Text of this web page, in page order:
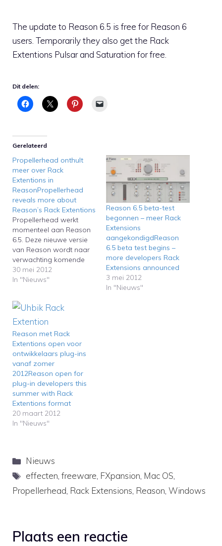
The update to Reason 6.5 is free for Reason 6
users. Temporarily they also get the Rack
Extentions Pulsar and Saturation for free.
Dit delen:
Gerelateerd
Propellerhead onthult
meer over Rack
Extentions in
ReasonPropellerhead
reveals more about
Reason’s Rack Extentions
Propellerhead werkt
momenteel aan Reason
6.5. Deze nieuwe versie
van Reason wordt naar
verwachting komende
zomer uitgebracht, en
krijgt met Rack Extentions
formaat. Dit is groot
nieuws voor Reason-
gebruikers en gelukkig
wordt het nieuwe plug-
in-formaat aardig
opgepakt door de
externe ontwikkelaars,
waaronder Rob Papen,
Sonic Charge, Korg,
Gforce,…
30 mei 2012
In "Nieuws"
Reason 6.5 beta-test
begonnen – meer Rack
Extensions
aangekondigdReason
6.5 beta test begins –
more developers Rack
Extensions announced
3 mei 2012
In "Nieuws"
Reason met Rack
Extentions open voor
ontwikkelaars plug-ins
vanaf zomer
2012Reason open for
plug-in developers this
summer with Rack
Extentions format
20 maart 2012
In "Nieuws"
Categorieën
Nieuws
Tags
effecten,freeware, FXpansion, Mac OS,
Propellerhead, Rack Extensions, Reason, Windows
Plaats een reactie